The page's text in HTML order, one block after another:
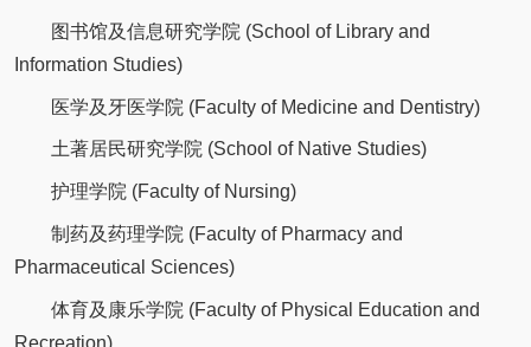
图书馆及信息研究学院 (School of Library and
Information Studies)
医学及牙医学院 (Faculty of Medicine and Dentistry)
土著居民研究学院 (School of Native Studies)
护理学院 (Faculty of Nursing)
制药及药理学院 (Faculty of Pharmacy and
Pharmaceutical Sciences)
体育及康乐学院 (Faculty of Physical Education and
Recreation)